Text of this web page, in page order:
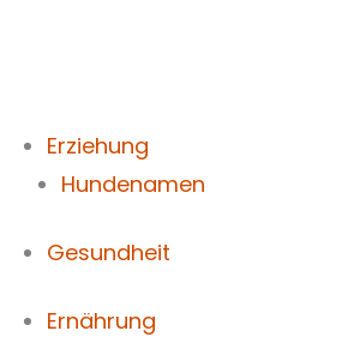
Erziehung
Hundenamen
Gesundheit
Ernährung